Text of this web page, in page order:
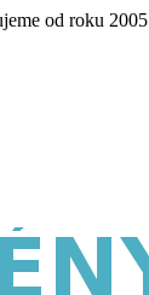
od roku 2005